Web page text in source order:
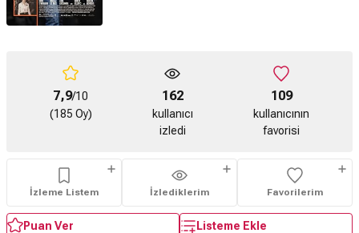
7,9/10
(185 Oy)
162
kullanıcı
izledi
109
kullanıcının
favorisi
İzleme Listem İzlediklerim Favorilerim
Puan Ver Listeme Ekle